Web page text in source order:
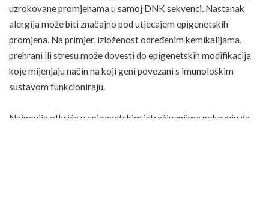
uzrokovane promjenama u samoj DNK sekvenci. Nastanak
alergija može biti značajno pod utjecajem epigenetskih
promjena. Na primjer, izloženost određenim kemikalijama,
prehrani ili stresu može dovesti do epigenetskih modifikacija
koje mijenjaju način na koji geni povezani s imunološkim
sustavom funkcioniraju.
Najnovija otkrića u epigenetskim istraživanjima pokazuju da